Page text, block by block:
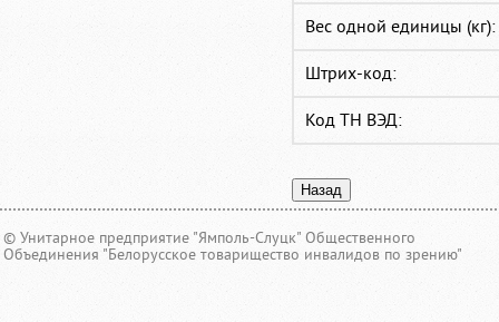
Вес одной единицы (кг):
Штрих-код:
Код ТН ВЭД:
© Унитарное предприятие "Ямполь-Слуцк" Общественного
Объединения "Белорусское товарищество инвалидов по зрению"